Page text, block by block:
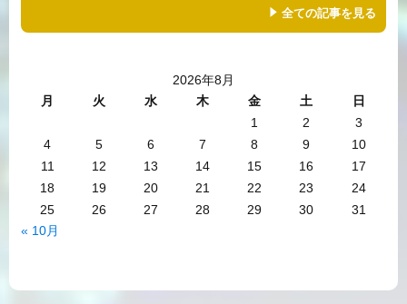
全ての記事を見る
2026年8月
月
火 水 木 金 土
日
1
2
3
4
5 6 7 8 9
10
11
12 13 14 15 16
17
18
19 20 21 22 23
24
25
26 27 28 29 30
31
« 10月